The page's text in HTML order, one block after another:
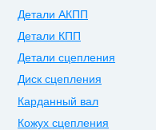
Детали АКПП
Детали КПП
Детали сцепления
Диск сцепления
Карданный вал
Кожух сцепления